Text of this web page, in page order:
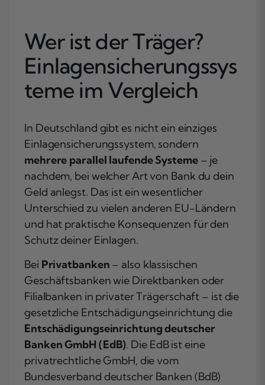
Wer ist der Träger?
Einlagensicherungssys
teme im Vergleich
In Deutschland gibt es nicht ein einziges
Einlagensicherungssystem, sondern
mehrere parallel laufende Systeme– je
nachdem, bei welcher Art von Bank du dein
Geld anlegst. Das ist ein wesentlicher
Unterschied zu vielen anderen EU-Ländern
und hat praktische Konsequenzen für den
Schutz deiner Einlagen.
Bei Privatbanken – also klassischen
Geschäftsbanken wie Direktbanken oder
Filialbanken in privater Trägerschaft – ist die
gesetzliche Entschädigungseinrichtung die
Entschädigungseinrichtung deutscher
Banken GmbH (EdB). Die EdB ist eine
privatrechtliche GmbH, die vom
Bundesverband deutscher Banken (BdB)